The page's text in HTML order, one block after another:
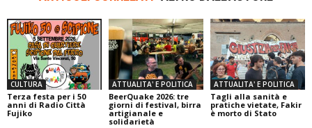
CULTURA
Terza festa per i 50
anni di Radio Città
Fujiko
ATTUALITA' E POLITICA
BeerQuake 2026: tre
giorni di festival, birra
artigianale e
solidarietà
ATTUALITA' E POLITICA
Tagli alla sanità e
pratiche vietate, Fakir
è morto di Stato